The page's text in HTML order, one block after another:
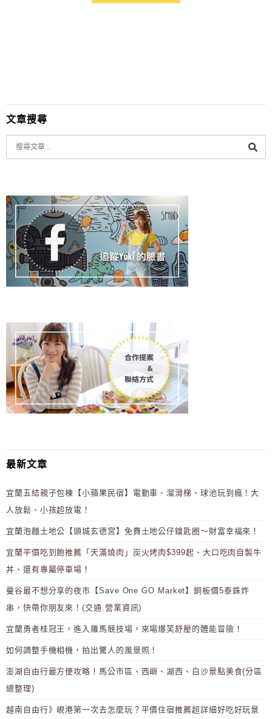
文章搜尋
最新文章
宜蘭五結親子包棟【小蘋果民宿】電動車、溜滑梯、球池玩到瘋！大
人放鬆、小孩超放電！
宜蘭泡麵土地公【頭城玄德宮】免費土地公仔鑰匙圈～財富幸福來！
宜蘭平價吃到飽推薦「天滿燒肉」炭火烤肉$399起、大口吃肉自製牛
丼、還有專屬停車場！
曼谷最不想分享的夜市【Save One GO Market】銅板價5泰銖炸
串，快帶你朋友來！(交通.營業資訊)
宜蘭勇者桂冠王，進入羅馬競技場，來場爆笑舒壓的體能冒險！
如何調整手機相機，拍出驚人的風景照！
澎湖自由行最方便攻略！馬公市區、西嶼、湖西、白沙景點美食(分區
總整理)
越南自由行》峴港第一次去怎麼玩？平價住宿推薦超詳細好吃好玩景